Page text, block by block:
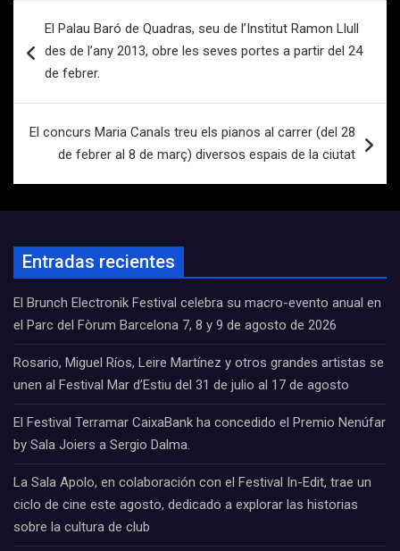
de
entradas
El Palau Baró de Quadras, seu de l’Institut Ramon Llull
des de l’any 2013, obre les seves portes a partir del 24
de febrer.
El concurs Maria Canals treu els pianos al carrer (del 28
de febrer al 8 de març) diversos espais de la ciutat
Entradas recientes
El Brunch Electronik Festival celebra su macro-evento anual en
el Parc del Fòrum Barcelona 7, 8 y 9 de agosto de 2026
Rosario, Miguel Ríos, Leire Martínez y otros grandes artistas se
unen al Festival Mar d’Estiu del 31 de julio al 17 de agosto
El Festival Terramar CaixaBank ha concedido el Premio Nenúfar
by Sala Joiers a Sergio Dalma.
La Sala Apolo, en colaboración con el Festival In-Edit, trae un
ciclo de cine este agosto, dedicado a explorar las historias
sobre la cultura de club